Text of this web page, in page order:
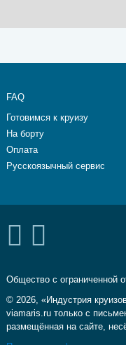
FAQ
Готовимся к круизу
На борту
Оплата
Русскоязычный сервис
Общество с ограниченной
© 2026, «Индустрия
viamaris.ru только с
размещённая на сайте,